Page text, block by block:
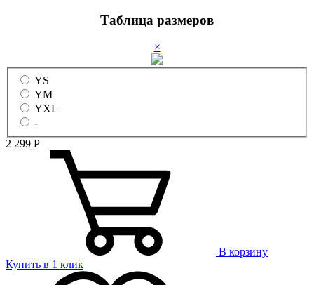
Таблица размеров
×
YS
YM
YXL
-
2 299 Р
В корзину
Купить в 1 клик